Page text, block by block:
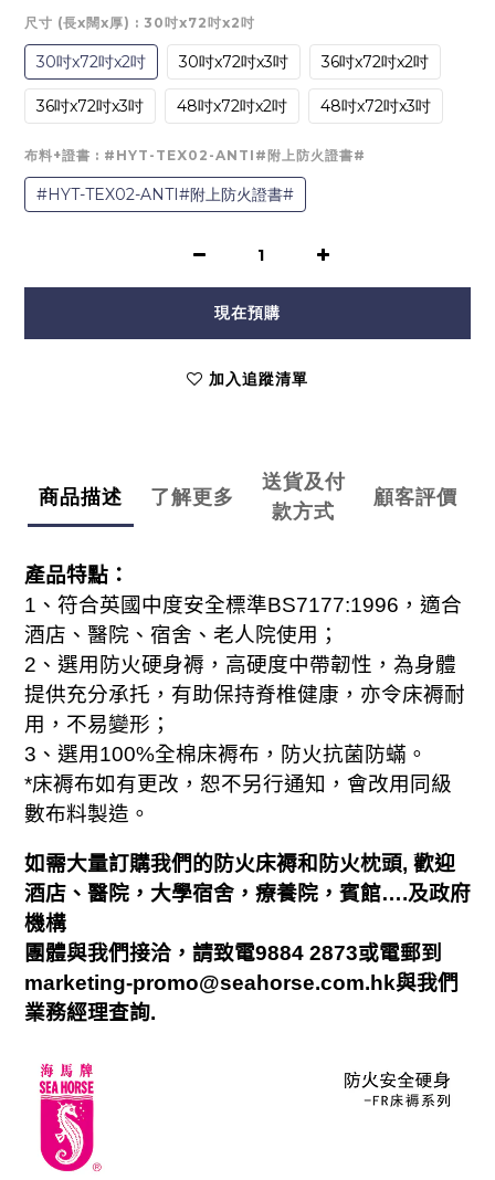
尺寸 (長x闊x厚) : 30吋x72吋x2吋
30吋x72吋x2吋 30吋x72吋x3吋 36吋x72吋x2吋
36吋x72吋x3吋 48吋x72吋x2吋 48吋x72吋x3吋
布料+證書 : #HYT-TEX02-ANTI#附上防火證書#
#HYT-TEX02-ANTI#附上防火證書#
現在預購
加入追蹤清單
商品描述 了解更多
送貨及付
款方式
顧客評價
產品特點：
1 、符合英國中度安全標準BS7177:1996 ，適合
酒店、醫院、宿舍、老人院使用；
2 、選用防火硬身褥，高硬度中帶韌性，為身體
提供充分承托，有助保持脊椎健康，亦令床褥耐
用，不易變形；
3 、選用100%全棉床褥布，防火抗菌防蟎。
*床褥布如有更改，恕不另行通知，會改用同級
數布料製造。
如需大量訂購我們的防火床褥和防火枕頭, 歡迎
酒店、醫院，大學宿舍，療養院，賓館….及政府
機構
團體與我們接洽 ， 請致電9884 2873或電郵到
marketing-promo@seahorse.com.hk與我們
業務經理查詢.